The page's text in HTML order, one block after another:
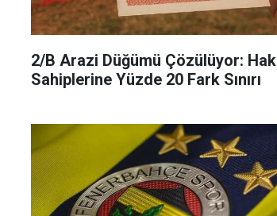
2/B Arazi Düğümü Çözülüyor: Hak
Sahiplerine Yüzde 20 Fark Sınırı